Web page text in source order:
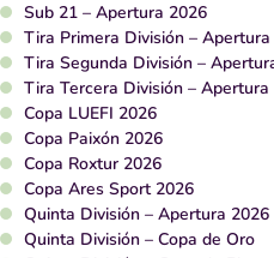
Sub 21 – Apertura 2026
Tira Primera División –
Tira Segunda División –
Tira Tercera División – Apertura
Copa LUEFI 2026
Copa Paixón 2026
Copa Roxtur 2026
Copa Ares Sport 2026
Quinta División – Apertura 2026
Quinta División – Copa de Oro